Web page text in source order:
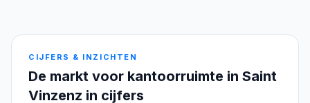
CIJFERS & INZICHTEN
De markt voor kantoorruimte in Saint
Vinzenz in cijfers